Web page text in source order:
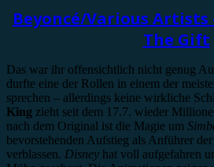
Beyoncé/Various Artists
The Gift
Das war ihr offensichtlich nicht genug
durfte eine der Rollen in einem der
sprechen – allerdings keine wirkliche
King zieht seit dem 17.7. wieder
nach dem Original ist die Magie um
bevorstehenden Aufstieg als Anführer
verblassen. Disney hat voll aufgefahren